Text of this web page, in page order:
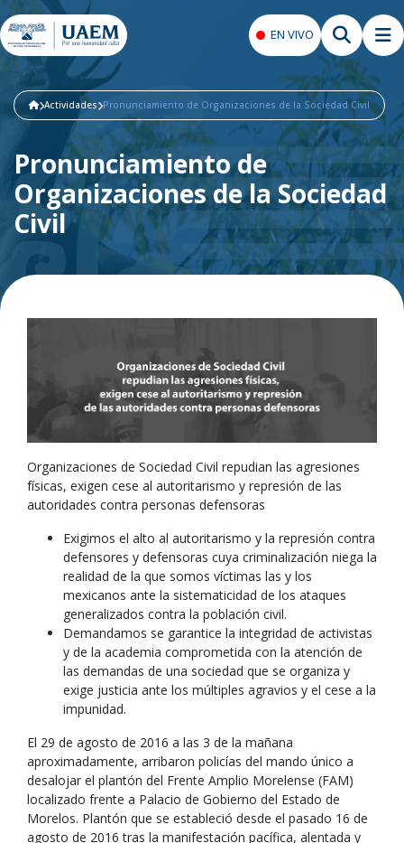
EN VIVO
Actividades Pronunciamiento de Organizaciones de la Sociedad Civil
Pronunciamiento de
Organizaciones de la Sociedad
Civil
Organizaciones de Sociedad Civil repudian las agresiones
físicas, exigen cese al autoritarismo y represión de las
autoridades contra personas defensoras
Exigimos el alto al autoritarismo y la represión contra
defensores y defensoras cuya criminalización niega la
realidad de la que somos víctimas las y los
mexicanos ante la sistematicidad de los ataques
generalizados contra la población civil.
Demandamos se garantice la integridad de activistas
y de la academia comprometida con la atención de
las demandas de una sociedad que se organiza y
exige justicia ante los múltiples agravios y el cese a la
impunidad.
El 29 de agosto de 2016 a las 3 de la mañana
aproximadamente, arribaron policías del mando único a
desalojar el plantón del Frente Amplio Morelense (FAM)
localizado frente a Palacio de Gobierno del Estado de
Morelos. Plantón que se estableció desde el pasado 16 de
agosto de 2016 tras la manifestación pacífica, alentada y